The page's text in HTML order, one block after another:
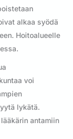
alkaa syödä
Hoitoalueelle
voi
lykätä.
antamiin